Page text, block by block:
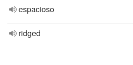
espacioso
ridged